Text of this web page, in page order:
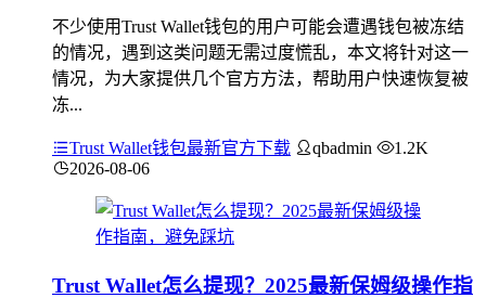
不少使用Trust Wallet钱包的用户可能会遭遇钱包被冻结
的情况，遇到这类问题无需过度慌乱，本文将针对这一
情况，为大家提供几个官方方法，帮助用户快速恢复被
冻...
Trust Wallet钱包最新官方下载 qbadmin
1.2K
2026-08-06
Trust Wallet怎么提现？2025最新保姆级操作指